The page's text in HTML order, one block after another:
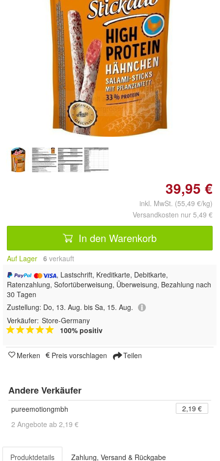
Doppelt antippen zum
vergrößern
39,95 €
inkl. MwSt. (55,49 €/kg)
Versandkosten nur 5,49 €
In den Warenkorb
Auf Lager 6 verkauft
, Lastschrift, Kreditkarte, Debitkarte,
Ratenzahlung, Sofortüberweisung, Überweisung, Bezahlung nach
30 Tagen
Zustellung: Do, 13. Aug. bis Sa, 15. Aug.
Verkäufer: Store-Germany
100% positiv
Merken Preis vorschlagen Teilen
Andere Verkäufer
pureemotiongmbh
2,19 €
2 Angebote ab 2,19 €
Produktdetails Zahlung, Versand & Rückgabe